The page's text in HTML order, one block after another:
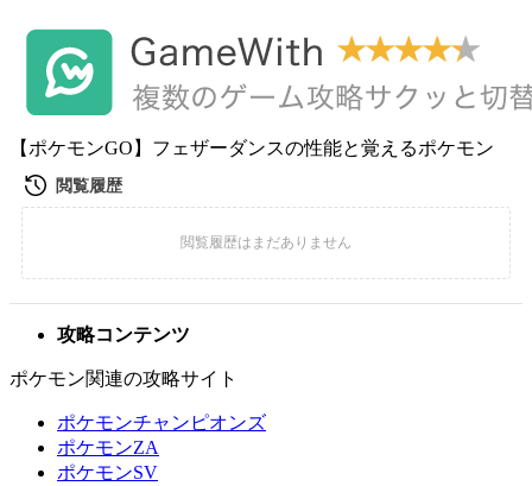
【ポケモンGO】フェザーダンスの性能と覚えるポケモン
攻略コンテンツ
ポケモン関連の攻略サイト
ポケモンチャンピオンズ
ポケモンZA
ポケモンSV